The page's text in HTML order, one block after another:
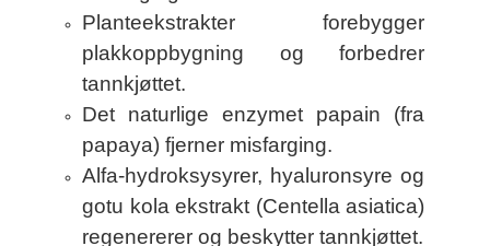
Planteekstrakter forebygger
plakkoppbygning og forbedrer
tannkjøttet.
Det naturlige enzymet papain (fra
papaya) fjerner misfarging.
Alfa-hydroksysyrer, hyaluronsyre og
gotu kola ekstrakt (Centella asiatica)
regenererer og beskytter tannkjøttet.